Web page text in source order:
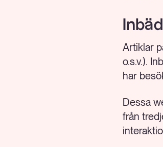
Artiklar
o.s.v.).
har
Dessa
från